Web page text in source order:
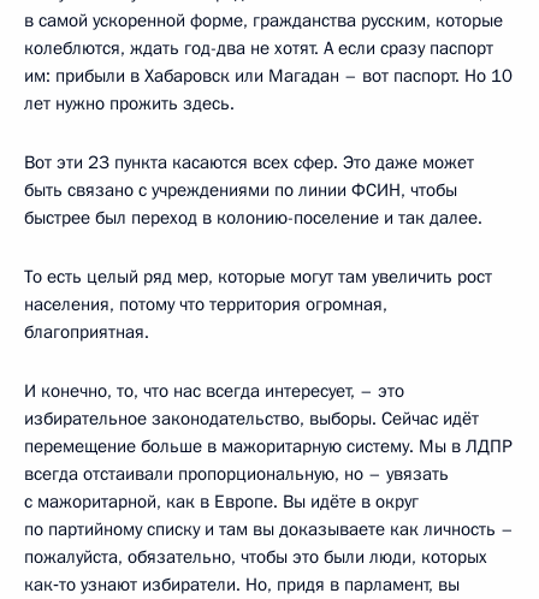
в самой ускоренной форме, гражданства русским, которые
колеблются, ждать год-два не хотят. А если сразу паспорт
им: прибыли в Хабаровск или Магадан – вот паспорт. Но 10
лет нужно прожить здесь.
Вот эти 23 пункта касаются всех сфер. Это даже может
быть связано с учреждениями по линии ФСИН, чтобы
быстрее был переход в колонию-поселение и так далее.
То есть целый ряд мер, которые могут там увеличить рост
населения, потому что территория огромная,
благоприятная.
И конечно, то, что нас всегда интересует, – это
избирательное законодательство, выборы. Сейчас идёт
перемещение больше в мажоритарную систему. Мы в ЛДПР
всегда отстаивали пропорциональную, но – увязать
с мажоритарной, как в Европе. Вы идёте в округ
по партийному списку и там вы доказываете как личность –
пожалуйста, обязательно, чтобы это были люди, которых
как‑то узнают избиратели. Но, придя в парламент, вы